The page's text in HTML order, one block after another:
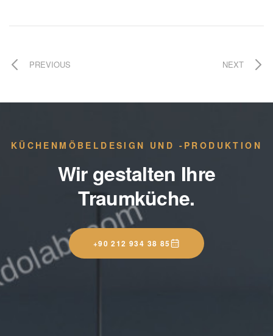
PREVIOUS NEXT
KÜCHENMÖBELDESIGN UND -PRODUKTION
Wir gestalten Ihre
Traumküche.
+90 212 934 38 85